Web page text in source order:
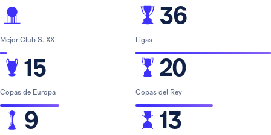
Mejor Club S. XX
15
Copas de Europa
9
36
Ligas
20
Copas del Rey
13